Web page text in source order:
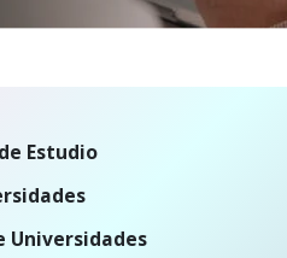
Estudio
Universidades